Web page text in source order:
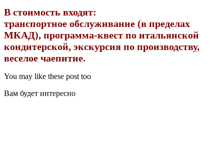
В стоимость входят:
транспортное обслуживание (в пределах
МКАД), программа-квест по итальянской
кондитерской, экскурсия по производству,
веселое чаепитие.
You may like these post too
Вам будет интересно